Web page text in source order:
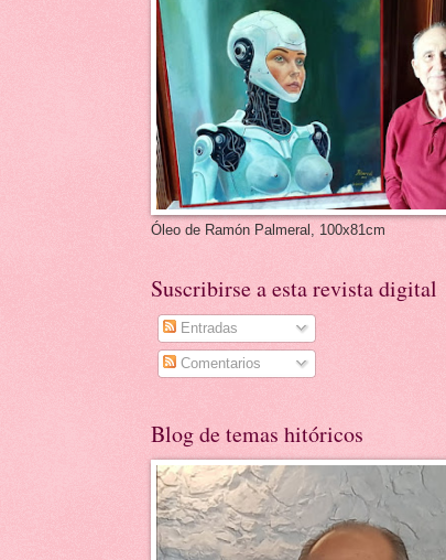
Óleo de Ramón Palmeral, 100x81cm
Suscribirse a esta revista digital
Entradas
Comentarios
Blog de temas hitóricos